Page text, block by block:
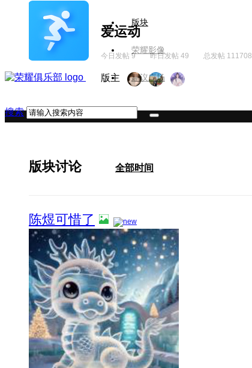
版块
荣耀影像
建议广场
搜索
爱运动
今日发帖 9 昨日发帖 49 总发帖 111708
版主
版块讨论 全部时间
陈煜可惜了